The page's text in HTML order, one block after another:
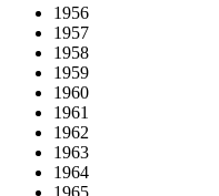
1956
1957
1958
1959
1960
1961
1962
1963
1964
1965